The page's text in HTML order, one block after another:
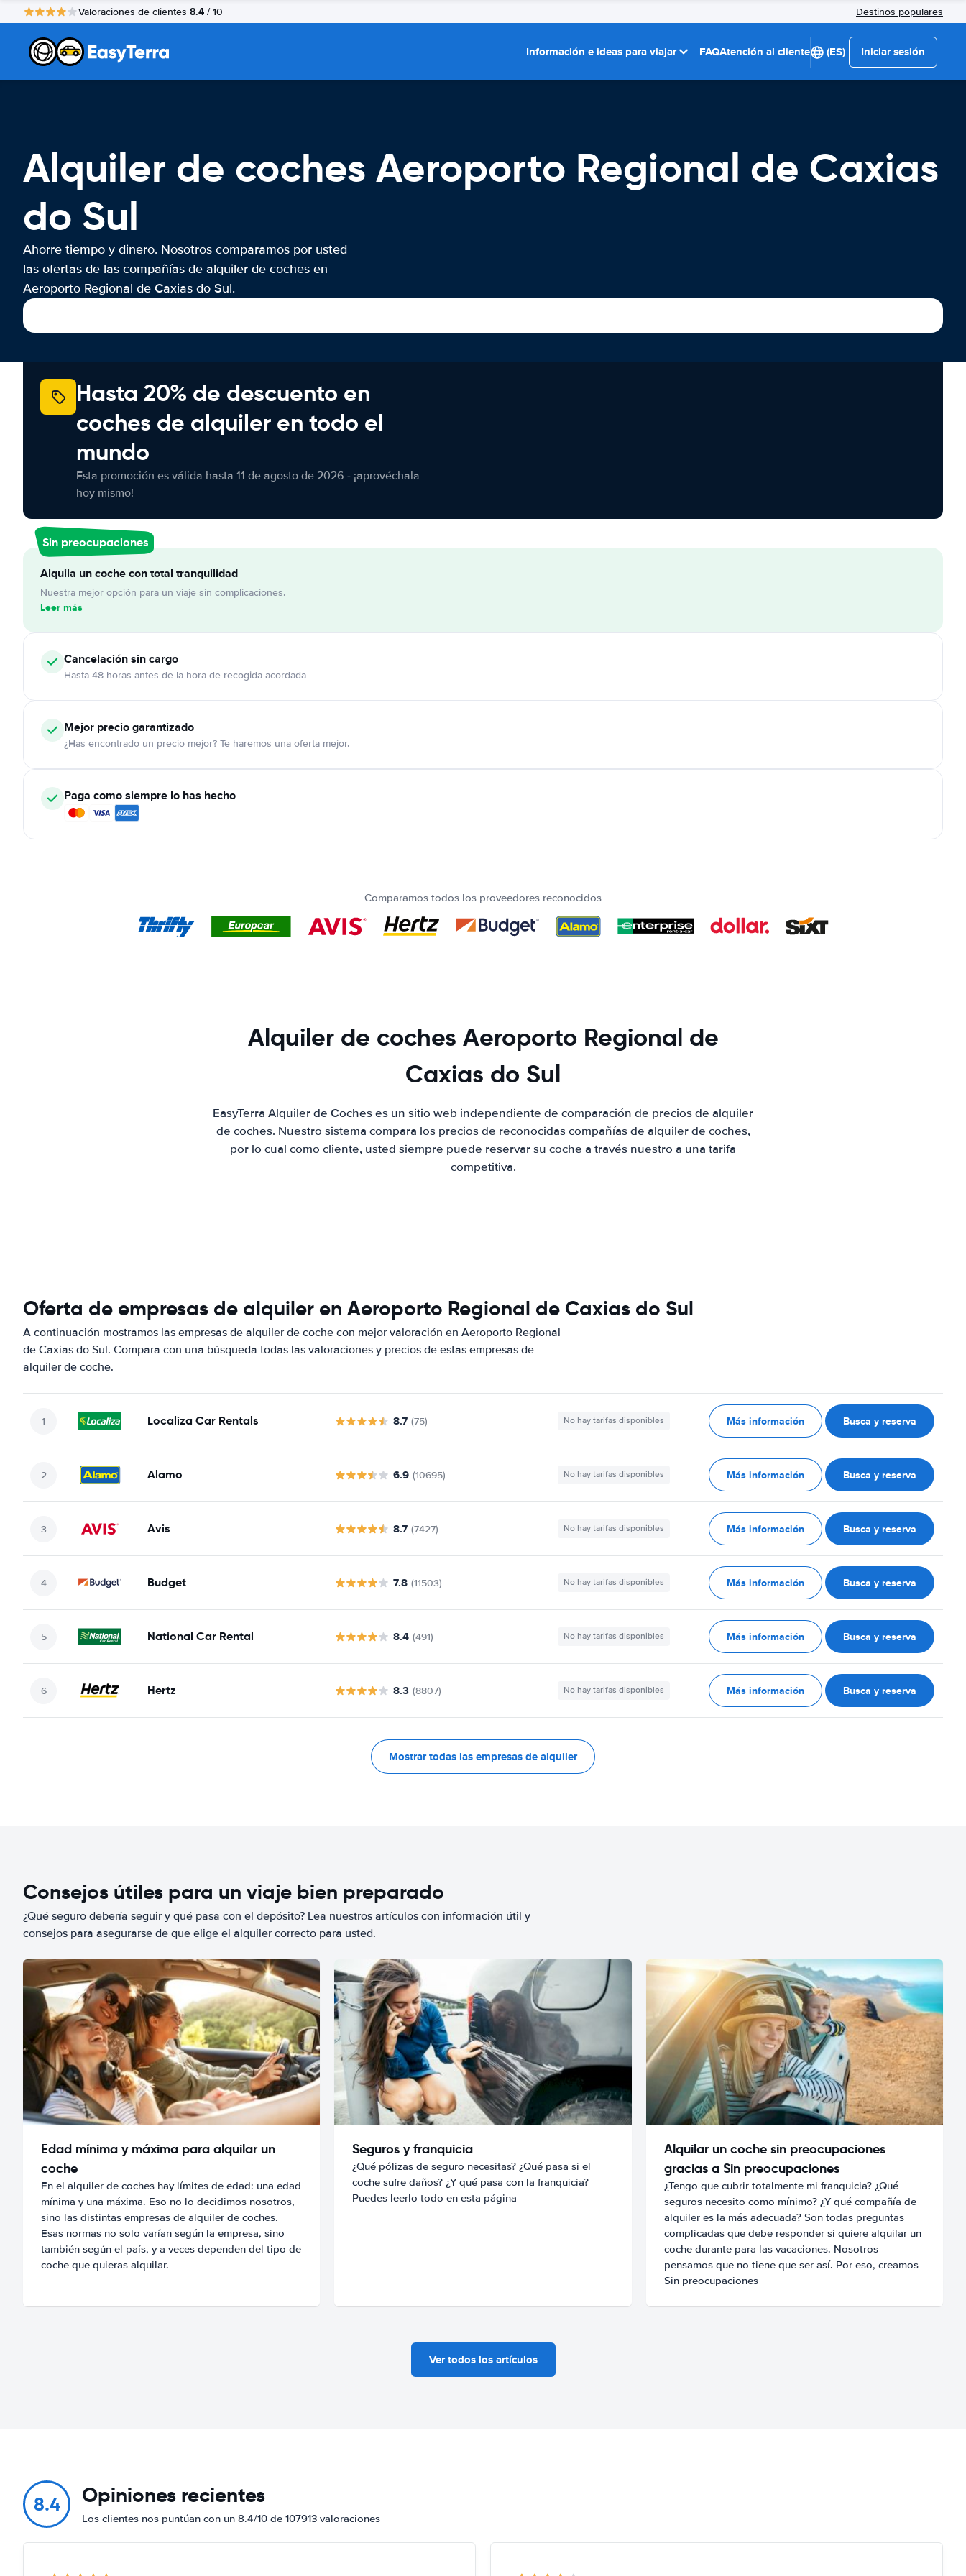
Valoraciones de clientes 8.4 / 10 Destinos populares
Información e ideas para viajar FAQAtención al cliente (ES) Iniciar sesión
Alquiler de coches Aeroporto Regional de Caxias
do Sul
Ahorre tiempo y dinero. Nosotros comparamos por usted
las ofertas de las compañías de alquiler de coches en
Aeroporto Regional de Caxias do Sul.
Hasta 20% de descuento en
coches de alquiler en todo el
mundo
Esta promoción es válida hasta 11 de agosto de 2026 - ¡aprovéchala
hoy mismo!
Sin preocupaciones
Alquila un coche con total tranquilidad
Nuestra mejor opción para un viaje sin complicaciones.
Leer más
Cancelaciónsin cargo
Hasta 48 horas antes de la hora de recogida acordada
Mejor precio garantizado
¿Has encontrado un precio mejor? Te haremos una oferta mejor.
Paga como siempre lo has hecho
Comparamos todos los proveedores reconocidos
Alquiler de coches Aeroporto Regional de
Caxias do Sul
EasyTerra Alquiler de Coches es un sitio web independiente de comparación de precios de alquiler
de coches. Nuestro sistema compara los precios de reconocidas compañías de alquiler de coches,
por lo cual como cliente, usted siempre puede reservar su coche a través nuestro a una tarifa
competitiva.
Oferta de empresas de alquiler en Aeroporto Regional de Caxias do Sul
A continuación mostramos las empresas de alquiler de coche con mejor valoración en Aeroporto Regional
de Caxias do Sul. Compara con una búsqueda todas las valoraciones y precios de estas empresas de
alquiler de coche.
Localiza Car Rentals 8.7 (75) No hay tarifas disponibles Más información Busca y reserva
Alamo 6.9 (10695) No hay tarifas disponibles Más información Busca y reserva
Avis 8.7 (7427) No hay tarifas disponibles Más información Busca y reserva
Budget 7.8 (11503) No hay tarifas disponibles Más información Busca y reserva
National Car Rental 8.4 (491) No hay tarifas disponibles Más información Busca y reserva
Hertz 8.3 (8807) No hay tarifas disponibles Más información Busca y reserva
Mostrar todas las empresas de alquiler
Consejos útiles para un viaje bien preparado
¿Qué seguro debería seguir y qué pasa con el depósito? Lea nuestros artículos con información útil y
consejos para asegurarse de que elige el alquiler correcto para usted.
Edad mínima y máxima para alquilar un
coche
En el alquiler de coches hay límites de edad: una edad
mínima y una máxima. Eso no lo decidimos nosotros,
sino las distintas empresas de alquiler de coches.
Esas normas no solo varían según la empresa, sino
también según el país, y a veces dependen del tipo de
coche que quieras alquilar.
Seguros y franquicia
¿Qué pólizas de seguro necesitas? ¿Qué pasa si el
coche sufre daños? ¿Y qué pasa con la franquicia?
Puedes leerlo todo en esta página
Alquilar un coche sin preocupaciones
gracias a Sin preocupaciones
¿Tengo que cubrir totalmente mi franquicia? ¿Qué
seguros necesito como mínimo? ¿Y qué compañía de
alquiler es la más adecuada? Son todas preguntas
complicadas que debe responder si quiere alquilar un
coche durante para las vacaciones. Nosotros
pensamos que no tiene que ser así. Por eso, creamos
Sin preocupaciones
Ver todos los artículos
8.4 Opiniones recientes
Los clientes nos puntúan con un 8.4/10 de 107913 valoraciones